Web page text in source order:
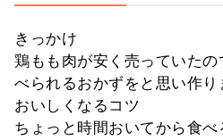
きっかけ
鶏もも肉が安く売っていた
べられるおかずをと思い作り
おいしくなるコツ
ちょっと時間おいてから食